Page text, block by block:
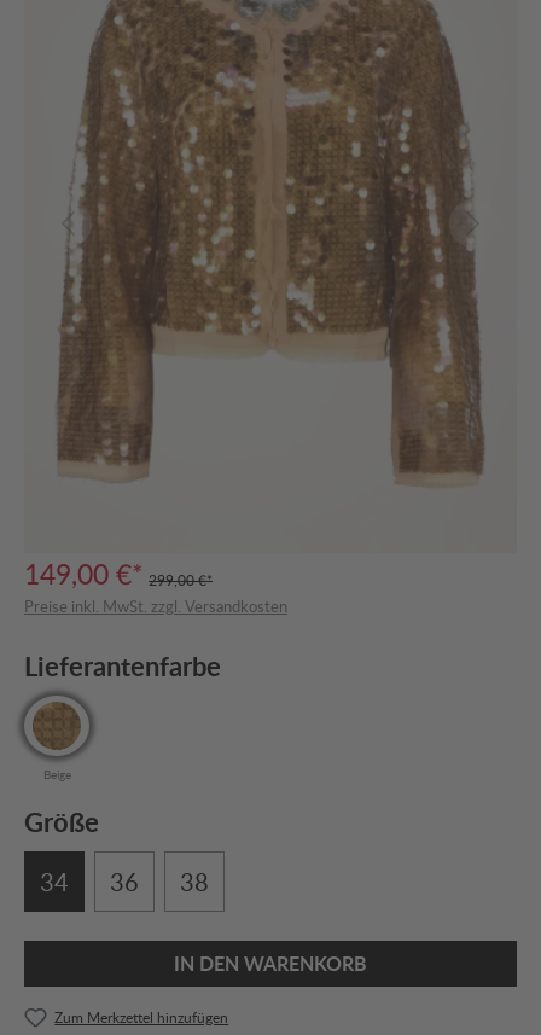
149,00 €* 299,00 €*
Preise inkl. MwSt. zzgl. Versandkosten
Lieferantenfarbe
Beige
Größe
34 36 38
IN DEN WARENKORB
Zum Merkzettel hinzufügen